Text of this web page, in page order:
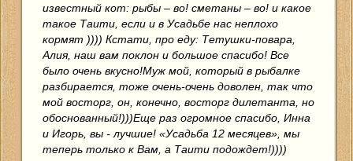
известный кот: рыбы – во! сметаны – во! и какое
такое Таити, если и в Усадьбе нас неплохо
кормят )))) Кстати, про еду: Тетушки-повара,
Алия, наш вам поклон и большое спасибо! Все
было очень вкусно!Муж мой, который в рыбалке
разбирается, тоже очень-очень доволен, так что
мой восторг, он, конечно, восторг дилетанта, но
обоснованный!)))Еще раз огромное спасибо, Инна
и Игорь, вы - лучшие! «Усадьба 12 месяцев», мы
теперь только к Вам, а Таити подождет!))))